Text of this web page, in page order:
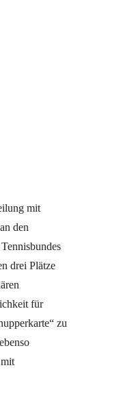
mit
den
drei Plätze
für
zu